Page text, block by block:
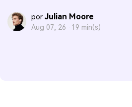
por Julian Moore
Aug 07, 26 · 19 min(s)